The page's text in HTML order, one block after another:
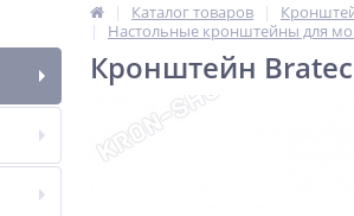
Каталог товаров
Настольные кронштейны для
Кронштейн